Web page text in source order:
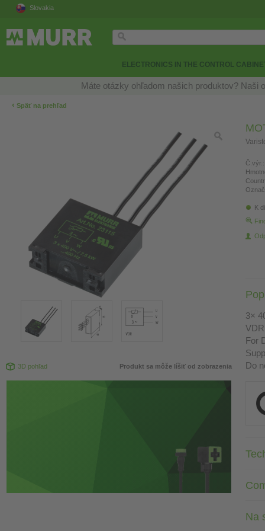
Slovakia
ELECTRONICS IN THE CONTROL
Máte otázky ohľadom našich produktov? Naši
‹ Späť na prehľad
3D pohľad Produkt sa môže líšiť od zobrazenia
Č.výr.:
K
3×
VDR
For
Do
Na